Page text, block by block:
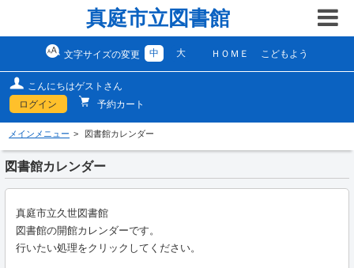
真庭市立図書館
文字サイズの変更 中 大 ＨＯＭＥ こどもよう
こんにちはゲストさん
ログイン
予約カート
メインメニュー 図書館カレンダー
図書館カレンダー
真庭市立久世図書館
図書館の開館カレンダーです。
行いたい処理をクリックしてください。